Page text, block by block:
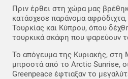
Πριν έρθει στη χώρα μας
κατάσχεσε παράνομα
Τουρκίας και Κύπρου, όπου
τουρκικά σκάφη που ψαρεύουν
Το απόγευμα της Κυριακής, στη
μπροστά από το Arctic Sunrise,
Greenpeace έφτιαξαν το